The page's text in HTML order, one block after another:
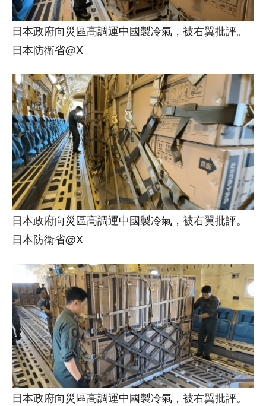
日本政府向災區高調運中國製冷氣，被右翼批評。
日本防衛省@X
日本政府向災區高調運中國製冷氣，被右翼批評。
日本防衛省@X
日本政府向災區高調運中國製冷氣，被右翼批評。